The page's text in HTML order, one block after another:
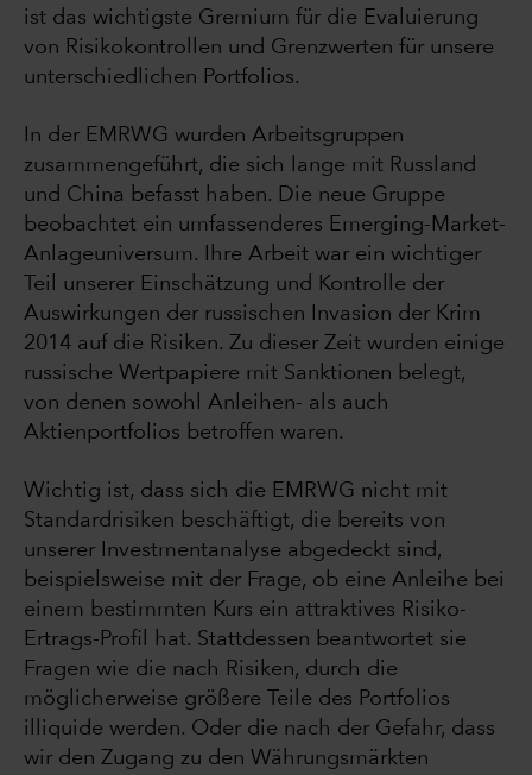
ist das wichtigste Gremium für die Evaluierung
von Risikokontrollen und Grenzwerten für unsere
unterschiedlichen Portfolios.
In der EMRWG wurden Arbeitsgruppen
zusammengeführt, die sich lange mit Russland
und China befasst haben. Die neue Gruppe
beobachtet ein umfassenderes Emerging-Market-
Anlageuniversum. Ihre Arbeit war ein wichtiger
Teil unserer Einschätzung und Kontrolle der
Auswirkungen der russischen Invasion der Krim
2014 auf die Risiken. Zu dieser Zeit wurden einige
russische Wertpapiere mit Sanktionen belegt,
von denen sowohl Anleihen- als auch
Aktienportfolios betroffen waren.
Wichtig ist, dass sich die EMRWG nicht mit
Standardrisiken beschäftigt, die bereits von
unserer Investmentanalyse abgedeckt sind,
beispielsweise mit der Frage, ob eine Anleihe bei
einem bestimmten Kurs ein attraktives Risiko-
Ertrags-Profil hat. Stattdessen beantwortet sie
Fragen wie die nach Risiken, durch die
möglicherweise größere Teile des Portfolios
illiquide werden. Oder die nach der Gefahr, dass
wir den Zugang zu den Währungsmärkten